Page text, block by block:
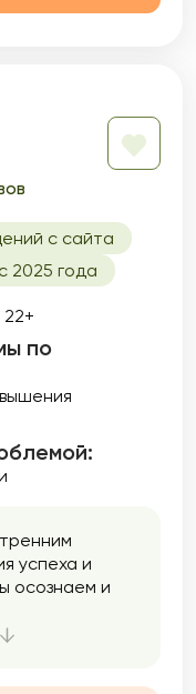
с сайта
2025 года
22+
по
успеха и
осознаем и
Вам